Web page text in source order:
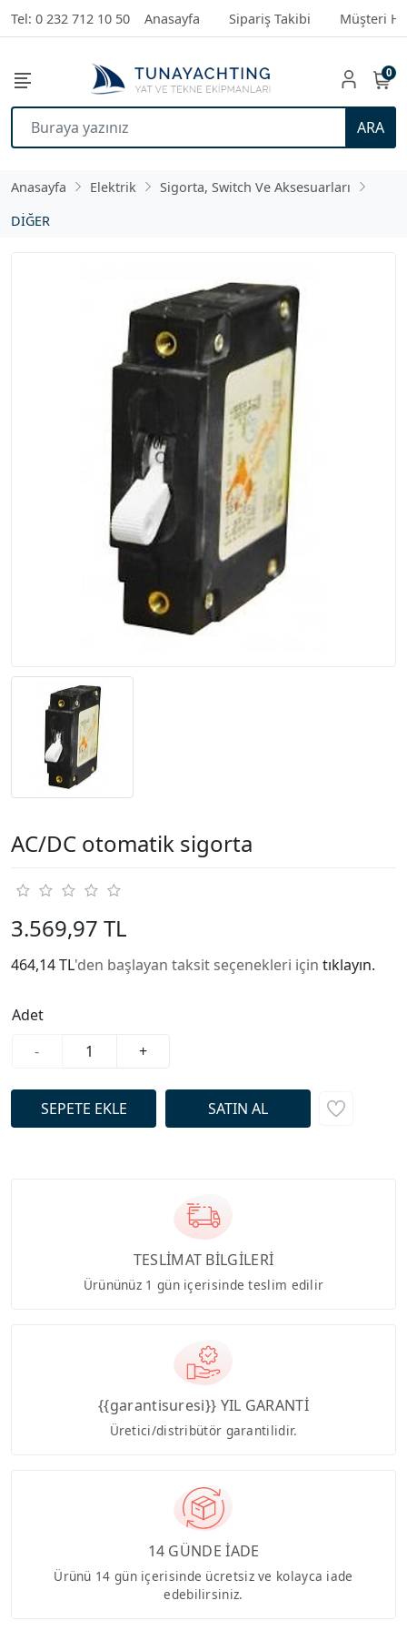
Tel: 0 232 712 10 50 Anasayfa Sipariş Takibi Müşteri
ARA
0
Anasayfa Elektrik
Sigorta, Switch Ve Aksesuarları
DİĞER
AC/DC otomatik sigorta
3.569,97 TL
464,14 TL'den başlayan taksit seçenekleri için tıklayın.
Adet
-
+
TESLİMAT BİLGİLERİ
Ürününüz 1 gün içerisinde teslim edilir
{{garantisuresi}} YIL GARANTİ
Üretici/distribütör garantilidir.
14 GÜNDE İADE
Ürünü 14 gün içerisinde ücretsiz ve kolayca iade
edebilirsiniz.